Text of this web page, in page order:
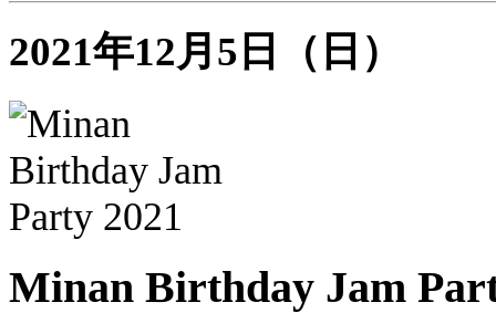
2021年12月5日（日）
Minan Birthday Jam